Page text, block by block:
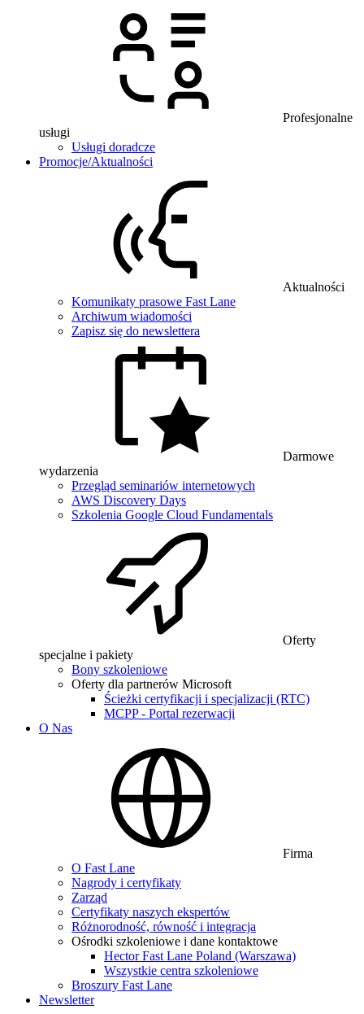
Profesjonalne
usługi
Usługi doradcze
Promocje/Aktualności
Aktualności
Komunikaty prasowe Fast Lane
Archiwum wiadomości
Zapisz się do newslettera
Darmowe
wydarzenia
Przegląd seminariów internetowych
AWS Discovery Days
Szkolenia Google Cloud Fundamentals
Oferty
specjalne i pakiety
Bony szkoleniowe
Oferty dla partnerów Microsoft
Ścieżki certyfikacji i specjalizacji (RTC)
MCPP - Portal rezerwacji
O Nas
Firma
O Fast Lane
Nagrody i certyfikaty
Zarząd
Certyfikaty naszych ekspertów
Różnorodność, równość i integracja
Ośrodki szkoleniowe i dane kontaktowe
Hector Fast Lane Poland (Warszawa)
Wszystkie centra szkoleniowe
Broszury Fast Lane
Newsletter